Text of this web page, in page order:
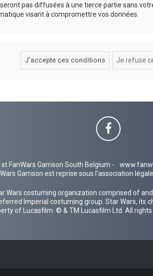
pas diffusées à une tierce partie sans
visant à compromettre vos données.
FanWars Garrison South Belgium -
Garrison est reprise sous l'association
Wars costuming organization comprised of
Imperial costuming group. Star Wars,
of Lucasfilm. © & TM Lucasfilm Ltd. All rights